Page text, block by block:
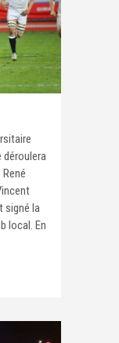
déroulera
signé la
local. En